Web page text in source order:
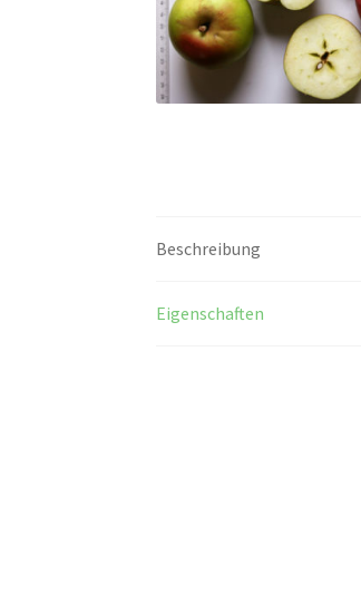
Beschreibung
Eigenschaften